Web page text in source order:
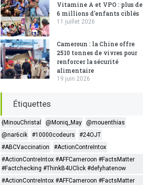
Vitamine A et VPO : plus de
6 millions d'enfants ciblés
11 juillet 2026
Cameroun : la Chine offre
2510 tonnes de vivres pour
renforcer la sécurité
alimentaire
19 juin 2026
Étiquettes
{MinouChristal @Moniq_May
@mouenthias
@nar6cik
#10000codeurs
#24OJT
#ABCVaccination
#ActionContreIntox
#ActionContreIntox #AFFCameroon #FactsMatter
#Factchecking #ThinkB4UClick #defyhatenow
#ActionContreIntox #AFFCameroon #FactsMatter